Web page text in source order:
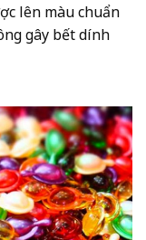
lên màu chuẩn
gây bết dính